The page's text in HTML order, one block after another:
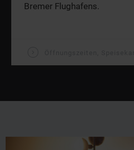
Bremer Flughafens.